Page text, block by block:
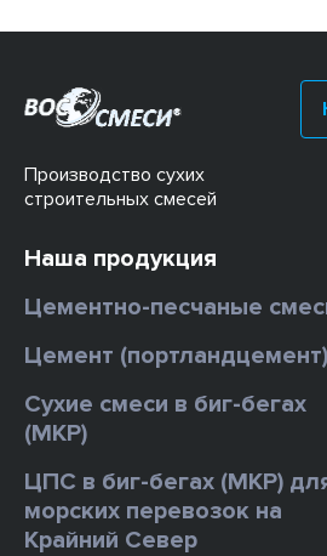
Производство сухих
строительных смесей
Наша продукция
Цементно-песчаные
Цемент (портландцемент)
Сухие смеси в биг-бегах
(МКР)
ЦПС в биг-бегах (МКР)
морских перевозок на
Крайний Север